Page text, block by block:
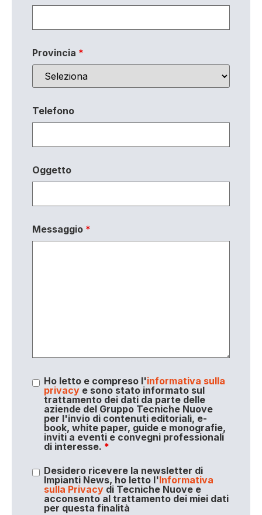
Provincia *
Telefono
Oggetto
Messaggio *
Ho letto e compreso l'informativa sulla
privacye sono stato informato sul
trattamento dei dati da parte delle
aziende del Gruppo Tecniche Nuove
per l'invio di contenuti editoriali, e-
book, white paper, guide e monografie,
inviti a eventi e convegni professionali
di interesse. *
Desidero ricevere la newsletter di
Impianti News, ho letto l'Informativa
sulla Privacydi Tecniche Nuove e
acconsento al trattamento dei miei dati
per questa finalità